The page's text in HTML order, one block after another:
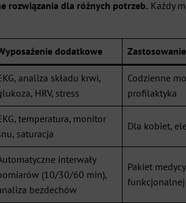
rozwiązania dla różnych potrzeb. Każdy
dodatkowe Zastosowanie
analiza składu krwi,
HRV, stress
Codzienne
profilaktyka
temperatura, monitor
saturacja
Dla kobiet,
interwały
(10/30/60 min),
bezdechów
Pakiet
funkcjonalnej